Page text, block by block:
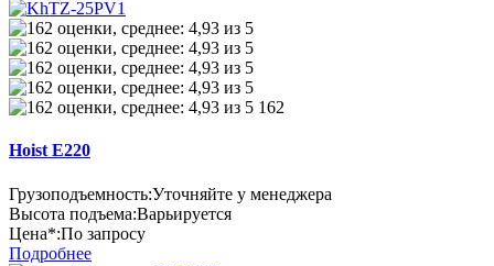
162
Hoist E220
Грузоподъемность:Уточняйте у менеджера
Высота подъема:Варьируется
Цена*:По запросу
Подробнее